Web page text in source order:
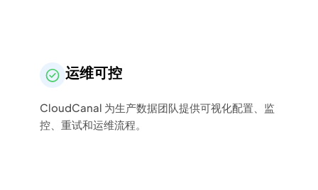
运维可控
CloudCanal 为生产数据团队提供可视化配置、监
控、重试和运维流程。